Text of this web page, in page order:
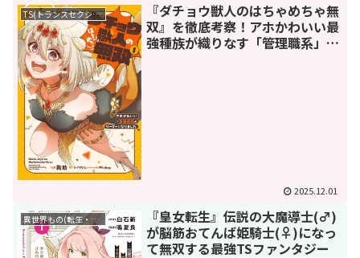
TS(トランスセクシュアル)
『ダチョウ獣人のはちゃめちゃ無
双』を徹底考察！アホかわいい最
強種族が織りなす「管理職系」異
2025.12.01
異世界もの(転生・転移・成り上がり・異世界ファンタジー)
『皇女転生』伝説の大魔導士(♂)
が脳筋おてんば姫騎士(♀)になっ
て無双する最強TSファンタジー